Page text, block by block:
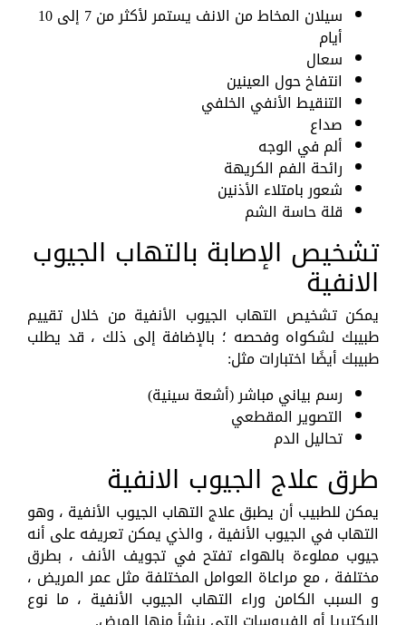
سيلان المخاط من الانف يستمر لأكثر من 7 إلى 10
أيام
سعال
انتفاخ حول العينين
التنقيط الأنفي الخلفي
صداع
ألم في الوجه
رائحة الفم الكريهة
شعور بامتلاء الأذنين
قلة حاسة الشم
تشخيص الإصابة بالتهاب الجيوب
الانفية
يمكن تشخيص التهاب الجيوب الأنفية من خلال تقييم
طبيبك لشكواه وفحصه ؛ بالإضافة إلى ذلك ، قد يطلب
طبيبك أيضًا اختبارات مثل:
رسم بياني مباشر (أشعة سينية)
التصوير المقطعي
تحاليل الدم
طرق علاج الجيوب الانفية
يمكن للطبيب أن يطبق علاج التهاب الجيوب الأنفية ، وهو
التهاب في الجيوب الأنفية ، والذي يمكن تعريفه على أنه
جيوب مملوءة بالهواء تفتح في تجويف الأنف ، بطرق
مختلفة ، مع مراعاة العوامل المختلفة مثل عمر المريض ،
و السبب الكامن وراء التهاب الجيوب الأنفية ، ما نوع